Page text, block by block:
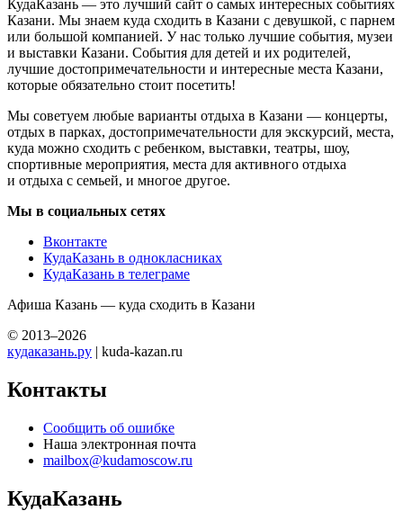
КудаКазань — это лучший сайт о самых интересных событиях
Казани. Мы знаем куда сходить в Казани с девушкой, с парнем
или большой компанией. У нас только лучшие события, музеи
и выставки Казани. События для детей и их родителей,
лучшие достопримечательности и интересные места Казани,
которые обязательно стоит посетить!
Мы советуем любые варианты отдыха в Казани — концерты,
отдых в парках, достопримечательности для экскурсий, места,
куда можно сходить с ребенком, выставки, театры, шоу,
спортивные мероприятия, места для активного отдыха
и отдыха с семьей, и многое другое.
Мы в социальных сетях
Вконтакте
КудаКазань в однокласниках
КудаКазань в телеграме
Афиша Казань — куда сходить в Казани
© 2013–2026
кудаказань.ру | kuda-kazan.ru
Контакты
Сообщить об ошибке
Наша электронная почта
mailbox@kudamoscow.ru
КудаКазань